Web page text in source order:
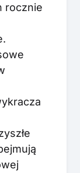
rocznie